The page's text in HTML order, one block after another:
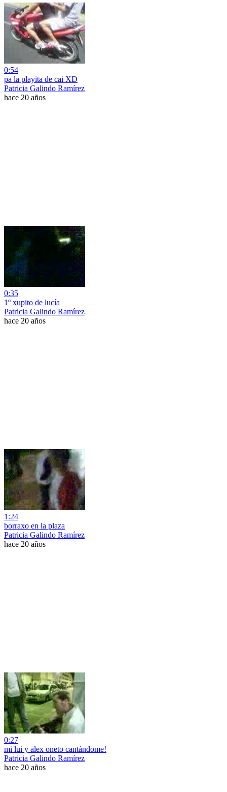
0:54
pa la playita de cai XD
Patricia Galindo Ramírez
hace 20 años
0:35
1º xupito de lucía
Patricia Galindo Ramírez
hace 20 años
1:24
borraxo en la plaza
Patricia Galindo Ramírez
hace 20 años
0:27
mi lui y alex oneto cantándome!
Patricia Galindo Ramírez
hace 20 años